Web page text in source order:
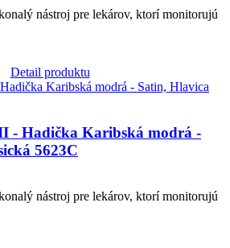
nástroj pre lekárov, ktorí monitorujú
Detail produktu
- Hadička Karibská modrá -
5623C
nástroj pre lekárov, ktorí monitorujú